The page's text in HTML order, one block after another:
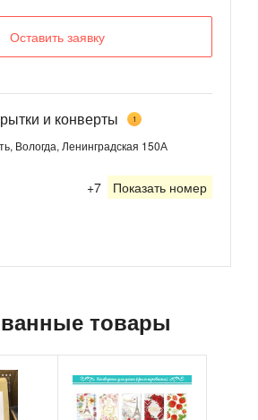
Оставить заявку
и конверты 1
Вологда, Ленинградская 150А
+7 Показать номер
товары